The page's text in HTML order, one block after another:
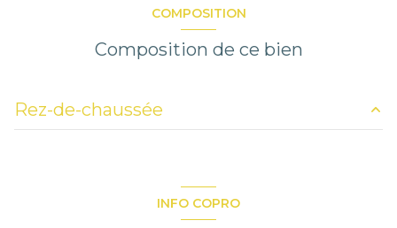
COMPOSITION
Composition de ce bien
Rez-de-chaussée
INFO COPRO